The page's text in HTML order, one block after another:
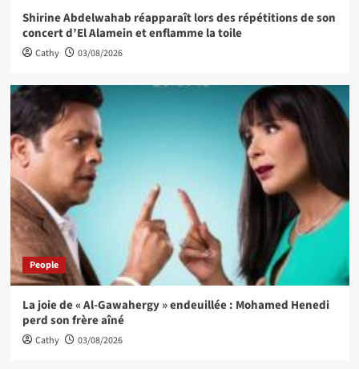
Shirine Abdelwahab réapparaît lors des répétitions de son
concert d’El Alamein et enflamme la toile
Cathy 03/08/2026
People
La joie de « Al-Gawahergy » endeuillée : Mohamed Henedi
perd son frère aîné
Cathy 03/08/2026